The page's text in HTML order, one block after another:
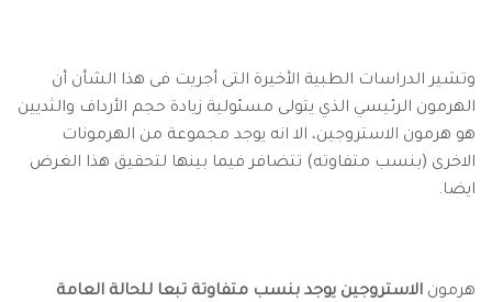
وتشير الدراسات الطبية الأخيرة التى أجريت فى هذا الشأن أن
الهرمون الرئيسي الذي يتولى مسئولية زيادة حجم الأرداف والثديين
هو هرمون الاستروجين، الا انه يوجد مجموعة من الهرمونات
الاخرى (بنسب متفاوته) تتضافر فيما بينها لتحقيق هذا الغرض
ايضا.
هرمون الاستروجين يوجد بنسب متفاوتة تبعا للحالة العامة